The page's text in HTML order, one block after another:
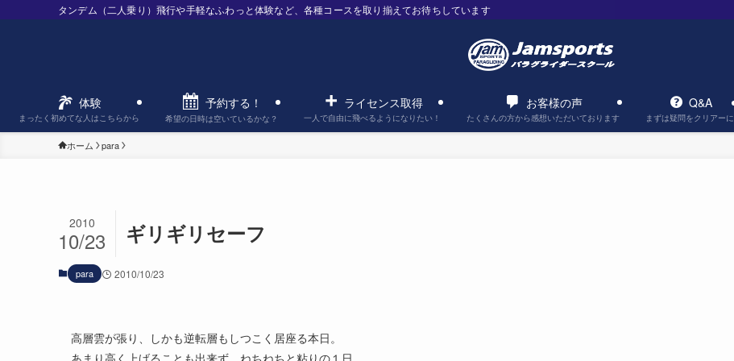
タンデム（二人乗り）飛行や手軽なふわっと体験など、各種コースを取り揃えてお待ちしています
体験
まったく初めてな人はこちらから
予約する！
希望の日時は空いているかな？
ライセンス取得
一人で自由に飛べるようになりたい！
お客様の声
たくさんの方から感想いただいております
Q&A
まずは疑問をクリアーに
ホーム para
ギリギリセーフ
2010
10/23
para 2010/10/23
高層雲が張り、しかも逆転層もしつこく居座る本日。
あまり高く上げることも出来ず、ねちねちと粘りの１日。